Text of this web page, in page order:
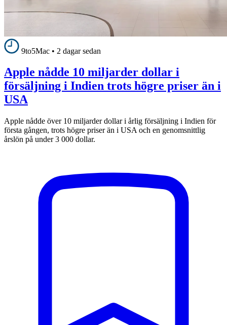
9to5Mac • 2 dagar sedan
Apple nådde 10 miljarder dollar i
försäljning i Indien trots högre priser än i
USA
Apple nådde över 10 miljarder dollar i årlig försäljning i Indien för
första gången, trots högre priser än i USA och en genomsnittlig
årslön på under 3 000 dollar.